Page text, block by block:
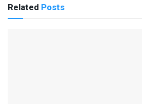
Related Posts